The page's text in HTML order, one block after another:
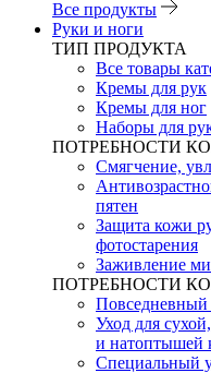
Все продукты
Руки и ноги
ТИП ПРОДУКТА
Все товары
Кремы для рук
Кремы для ног
Наборы для
ПОТРЕБНОСТИ
Смягчение,
пятен
Защита кожи
фотостарения
Заживление
ПОТРЕБНОСТИ
Повседневный
Уход для
и натоптышей
Специальный